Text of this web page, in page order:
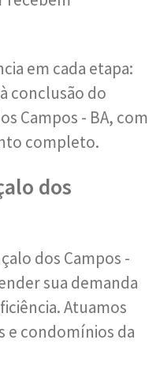
em cada etapa:
conclusão do
Campos - BA, com
completo.
dos
dos Campos -
sua demanda
Atuamos
e condomínios da